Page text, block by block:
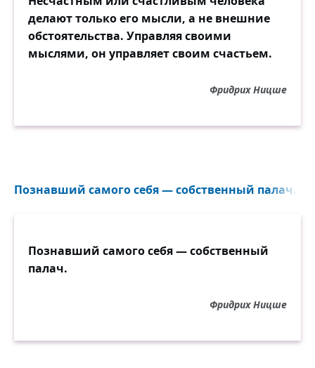
делают только его мысли, а не внешние
обстоятельства. Управляя своими
мыслями, он управляет своим счастьем.
Фридрих Ницше
Познавший самого себя — собственный палач...
Познавший самого себя — собственный
палач.
Фридрих Ницше